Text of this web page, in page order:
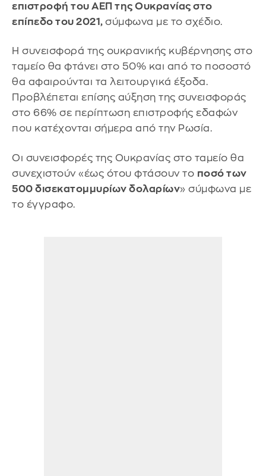
επιστροφή του ΑΕΠ της Ουκρανίας στο
επίπεδο του 2021, σύμφωνα με το σχέδιο.
Η συνεισφορά της ουκρανικής κυβέρνησης στο
ταμείο θα φτάνει στο 50% και από το ποσοστό
θα αφαιρούνται τα λειτουργικά έξοδα.
Προβλέπεται επίσης αύξηση της συνεισφοράς
στο 66% σε περίπτωση επιστροφής εδαφών
που κατέχονται σήμερα από την Ρωσία.
Οι συνεισφορές της Ουκρανίας στο ταμείο θα
συνεχιστούν «έως ότου φτάσουν το ποσό των
500 δισεκατομμυρίων δολαρίων» σύμφωνα με
το έγγραφο.